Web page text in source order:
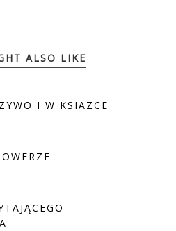
ALSO LIKE
I W KSIAZCE